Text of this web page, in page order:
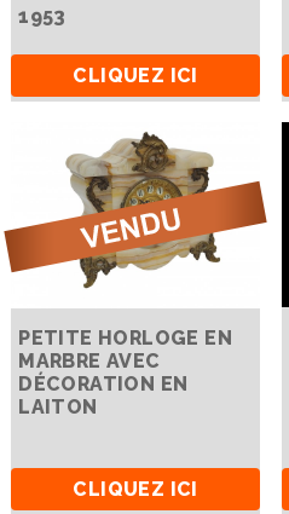
1953
CLIQUEZ ICI
PETITE HORLOGE EN
MARBRE AVEC
DÉCORATION EN
LAITON
CLIQUEZ ICI